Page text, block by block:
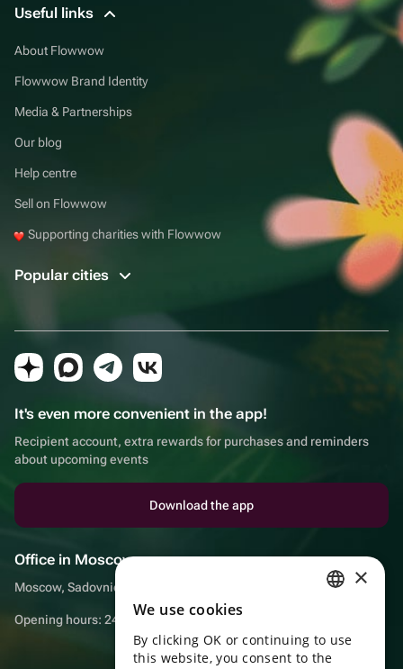
Useful links
About Flowwow
Flowwow Brand Identity
Media & Partnerships
Our blog
Help centre
Sell on Flowwow
Supporting charities with Flowwow
Popular cities
It's even more convenient in the app!
Recipient account, extra rewards for purchases and reminders
about upcoming events
Download the app
Office in Moscow
Moscow, Sadovnicheskaya embankment, 9, room 2/3
Opening hours: 24/7
ENGLISH
×
We use cookies
By clicking OK or continuing to use
this website, you consent to the